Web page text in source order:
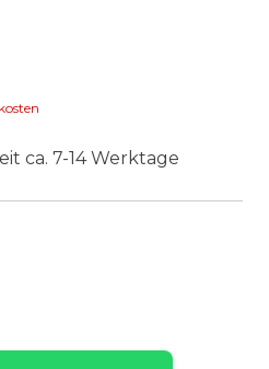
ca. 7-14 Werktage